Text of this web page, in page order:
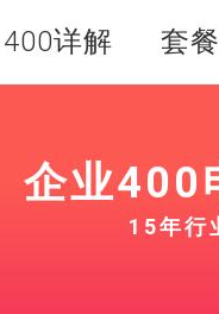
400详解 套
企业400
15年行